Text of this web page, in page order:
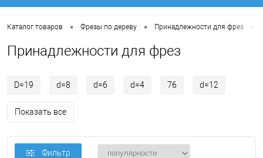
Каталог товаров • Фрезы по дереву • Принадлежности для фрез
Принадлежности для фрез
D=19 d=8 d=6 d=4 76 d=12
Показать все
Фильтр